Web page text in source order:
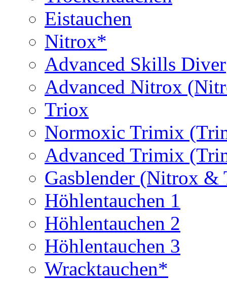
Eistauchen
Nitrox*
Advanced Skills Diver
Advanced Nitrox
Triox
Normoxic Trimix
Advanced Trimix
Gasblender (Nitrox
Höhlentauchen 1
Höhlentauchen 2
Höhlentauchen 3
Wracktauchen*